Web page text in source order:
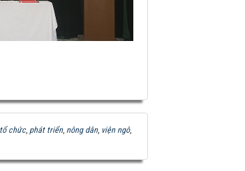
tổ chức, phát triển, nông dân, viện ngô,